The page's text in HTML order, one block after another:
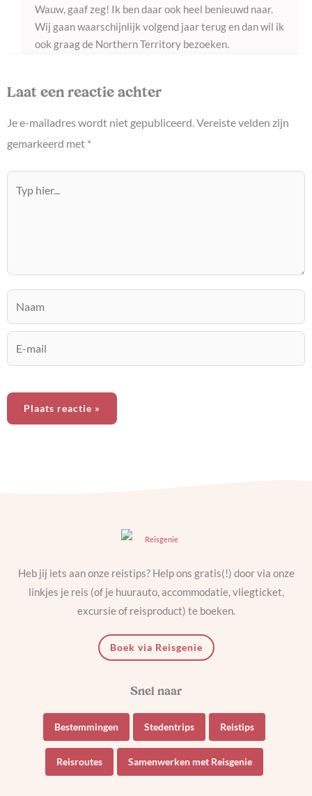
Wauw, gaaf zeg! Ik ben daar ook heel benieuwd naar.
Wij gaan waarschijnlijk volgend jaar terug en dan wil ik
ook graag de Northern Territory bezoeken.
Laat een reactie achter
Je e-mailadres wordt niet gepubliceerd. Vereiste velden zijn
gemarkeerd met *
hier...
mail
Heb jij iets aan onze reistips? Help ons gratis(!) door via onze
linkjes je reis (of je huurauto, accommodatie, vliegticket,
excursie of reisproduct) te boeken.
Boek via Reisgenie
Bestemmingen Stedentrips Reistips
Reisroutes Samenwerken met Reisgenie